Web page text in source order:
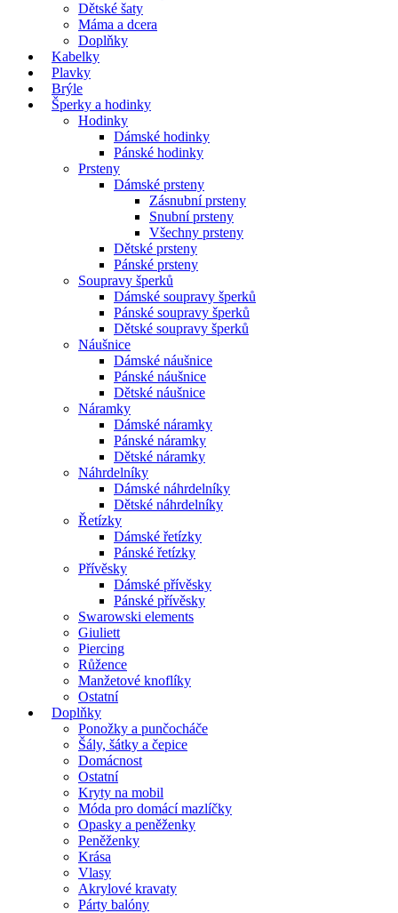
Dětské šaty
Máma a dcera
Doplňky
Kabelky
Plavky
Brýle
Šperky a hodinky
Hodinky
Dámské hodinky
Pánské hodinky
Prsteny
Dámské prsteny
Zásnubní prsteny
Snubní prsteny
Všechny prsteny
Dětské prsteny
Pánské prsteny
Soupravy šperků
Dámské soupravy šperků
Pánské soupravy šperků
Dětské soupravy šperků
Náušnice
Dámské náušnice
Pánské náušnice
Dětské náušnice
Náramky
Dámské náramky
Pánské náramky
Dětské náramky
Náhrdelníky
Dámské náhrdelníky
Dětské náhrdelníky
Řetízky
Dámské řetízky
Pánské řetízky
Přívěsky
Dámské přívěsky
Pánské přívěsky
Swarowski elements
Giuliett
Piercing
Růžence
Manžetové knoflíky
Ostatní
Doplňky
Ponožky a punčocháče
Šály, šátky a čepice
Domácnost
Ostatní
Kryty na mobil
Móda pro domácí mazlíčky
Opasky a peněženky
Peněženky
Krása
Vlasy
Akrylové kravaty
Párty balóny